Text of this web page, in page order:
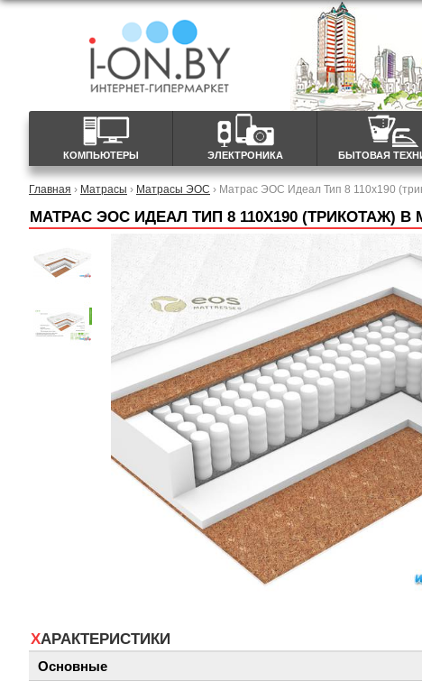
КОМПЬЮТЕРЫ ЭЛЕКТРОНИКА БЫТОВАЯ
Главная › Матрасы › Матрасы ЭОС › Матрас ЭОС Идеал Тип 8 110x190
МАТРАС ЭОС ИДЕАЛ ТИП 8 110X190 (ТРИКОТАЖ) В
ХАРАКТЕРИСТИКИ
Основные